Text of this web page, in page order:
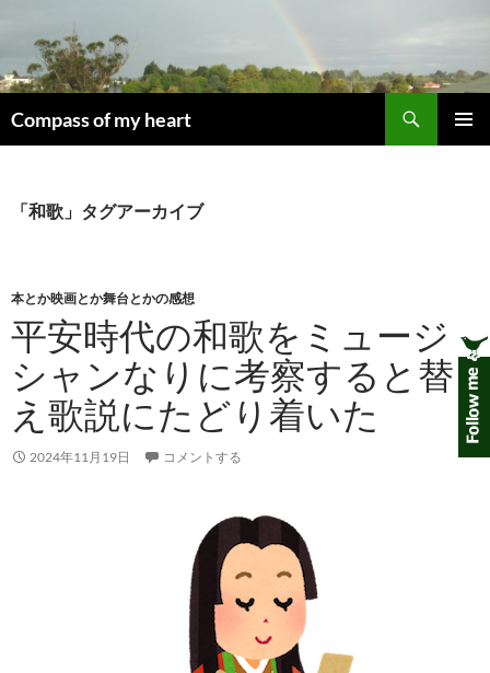
ン
ツ
へ
Compass of my heart
索
「和歌」タグアーカイブ
本とか映画とか舞台とかの感想
平安時代の和歌をミュージ
シャンなりに考察すると替
え歌説にたどり着いた
2024年11月19日 コメントする